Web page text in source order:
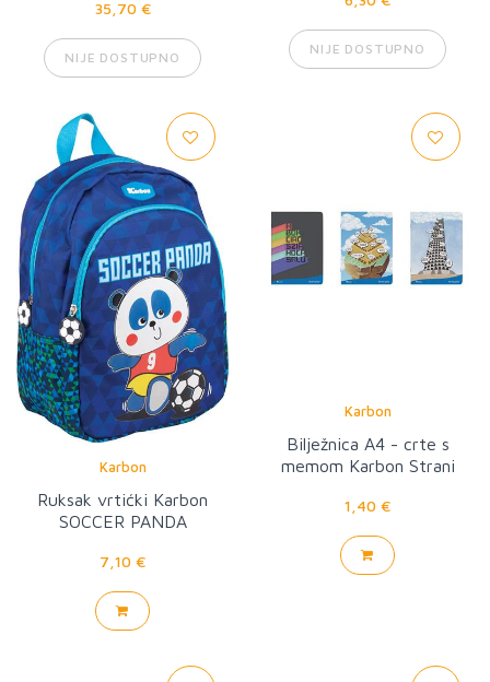
35,70 €
NIJE DOSTUPNO
NIJE DOSTUPNO
Karbon
Ruksak vrtićki Karbon
SOCCER PANDA
7,10 €
Karbon
Bilježnica A4 - crte s
memom Karbon Strani
1,40 €